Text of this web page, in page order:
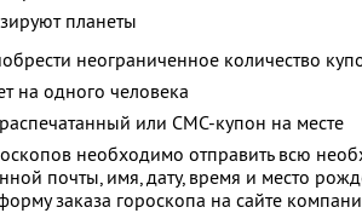
планеты
неограниченное количество
на одного человека
или СМС-купон на месте
необходимо отправить всю
почты, имя, дату, время и место
заказа гороскопа на сайте